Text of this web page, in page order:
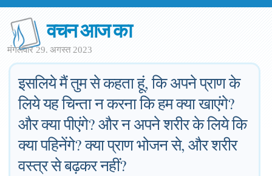
वचन आज का
मंगलवार 29. अगस्त 2023
इसलिये मैं तुम से कहता हूं, कि अपने प्राण के
लिये यह चिन्ता न करना कि हम क्या खाएंगे?
और क्या पीएंगे? और न अपने शरीर के लिये कि
क्या पहिनेंगे? क्या प्राण भोजन से, और शरीर
वस्त्र से बढ़कर नहीं?